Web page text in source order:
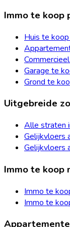
Immo te koop
Huis te
Garage te
Grond te
Uitgebreide
Alle straten
Gelijkvloers
Gelijkvloers
Immo te koop
Immo te
Immo te